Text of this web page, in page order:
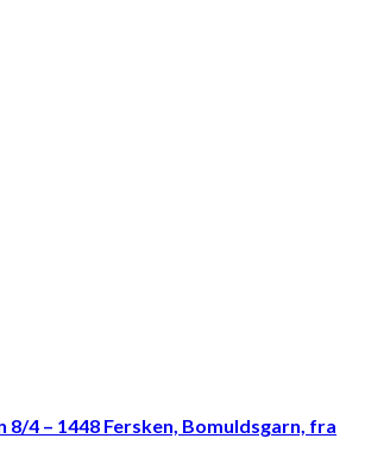
4 – 1448 Fersken, Bomuldsgarn, fra